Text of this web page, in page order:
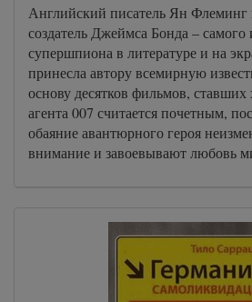
Английский писатель Ян Флеминг
создатель Джеймса Бонда – самого
супершпиона в литературе и на
принесла автору всемирную
основу десятков фильмов,
агента 007 считается почетным,
обаяние авантюрного героя
внимание и завоевывают любовь